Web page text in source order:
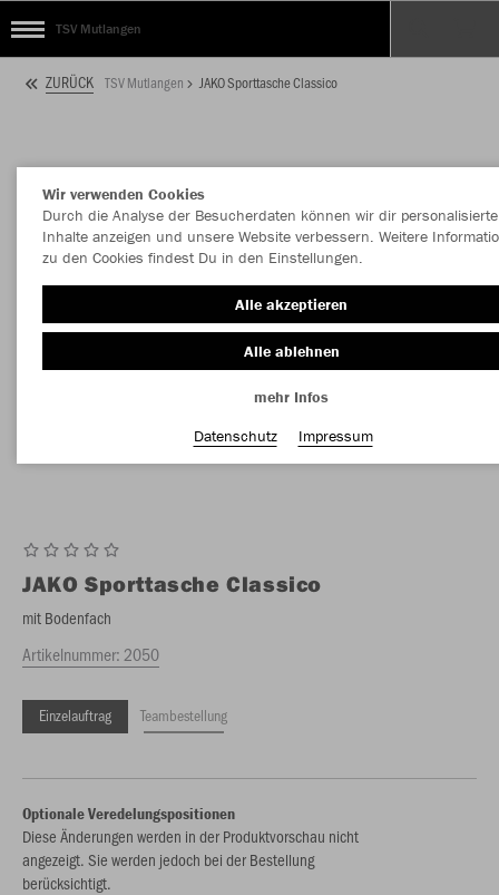
TSV Mutlangen
ZURÜCK TSV Mutlangen JAKO Sporttasche Classico
JAKO Sporttasche Classico
mit Bodenfach
Artikelnummer: 2050
Einzelauftrag Teambestellung
Optionale Veredelungspositionen
Diese Änderungen werden in der Produktvorschau nicht
angezeigt. Sie werden jedoch bei der Bestellung
berücksichtigt.
Wir verwenden Cookies
Durch die Analyse der Besucherdaten können wir dir personalisierte
Inhalte anzeigen und unsere Website verbessern. Weitere
zu den Cookies findest Du in den Einstellungen.
Alle akzeptieren
Alle ablehnen
mehr Infos
Datenschutz
Impressum